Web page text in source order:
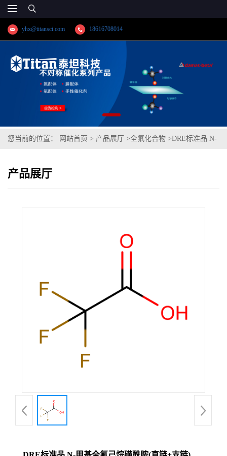
yhx@titansci.com 18616708014
您当前的位置： 网站首页 > 产品展厅 >全氟化合物 >DRE标准品 N-
产品展厅